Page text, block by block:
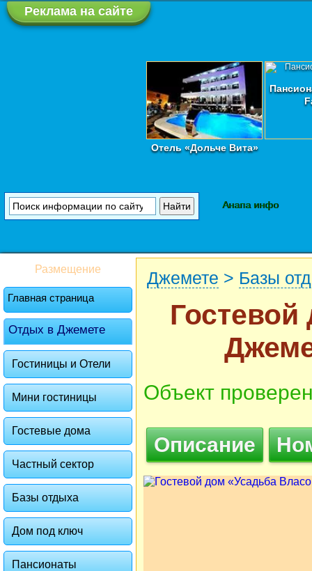
Реклама на сайте
Отель «Дольче Вита»
Анапа инфо
Размещение
Главная страница
Отдых в Джемете
Гостиницы и Отели
Мини гостиницы
Гостевые дома
Частный сектор
Базы отдыха
Дом под ключ
Пансионаты
Джемете > Базы
Объект
Описание